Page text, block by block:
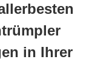
in Ihrer